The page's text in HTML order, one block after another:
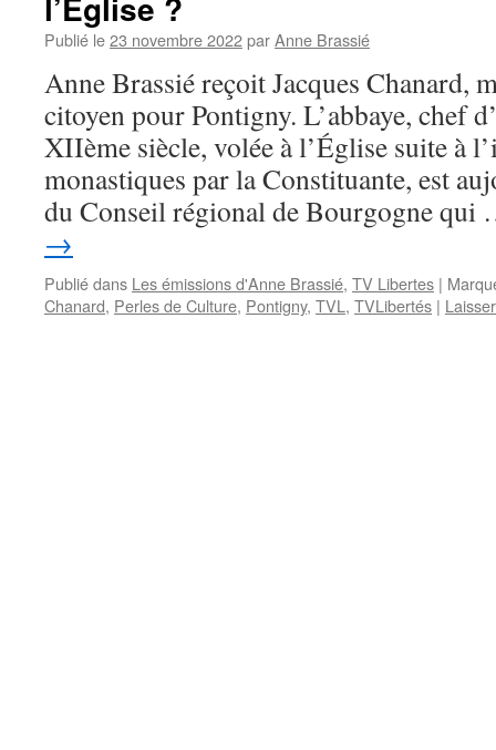
Publié le23 novembre 2022parAnne Brassié
Anne Brassié reçoit Jacques Chanard,
citoyen pour Pontigny. L’abbaye, chef
XIIème siècle, volée à l’Église suite à
monastiques par la Constituante, est
du Conseil régional de Bourgogne
→
Publié dans Les émissions d'Anne Brassié, TV Libertes |
Chanard, Perles de Culture, Pontigny, TVL , TVLibertés |